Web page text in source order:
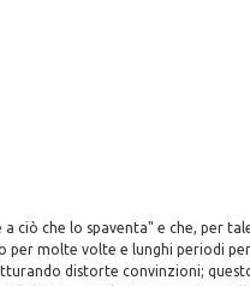
ciò che lo spaventa" e che, per
per molte volte e lunghi periodi
distorte convinzioni;